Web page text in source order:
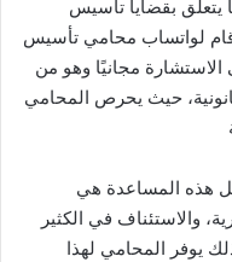
بقضايا تأسيس
لواتساب محامي تأسيس
مجانيًا وهو من
حيث يحرص المحامي
هذه المساعدة هي
والاستئناف في الكثير
يوفر المحامي لهذا